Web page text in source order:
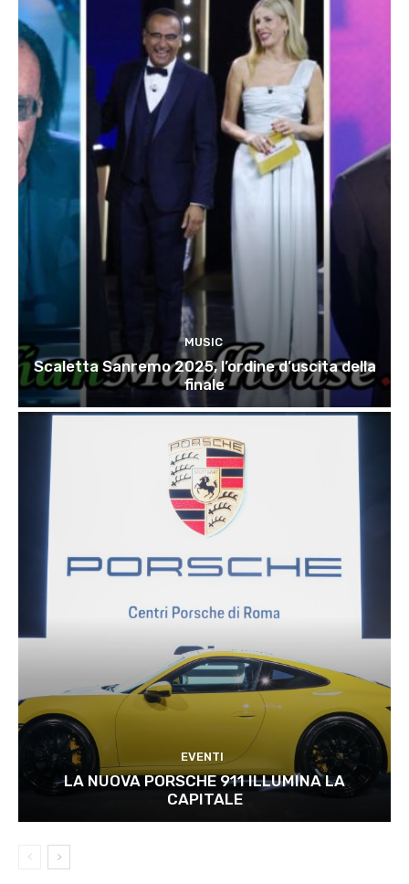
MUSIC
Scaletta Sanremo 2025, l’ordine d’uscita della
finale
EVENTI
LA NUOVA PORSCHE 911 ILLUMINA LA
CAPITALE